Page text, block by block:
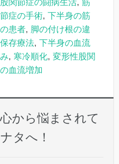
関節症の闘病生活, 筋
症の手術, 下半身の筋
患者, 脚の付け根の違
存療法, 下半身の血流
, 寒冷順化, 変形性股関
血流増加
から悩まされて
タへ！